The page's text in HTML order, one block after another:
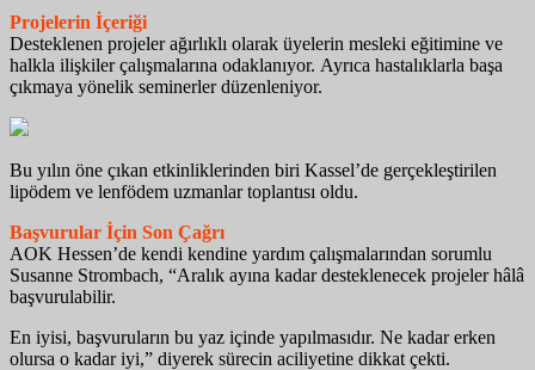
Projelerin İçeriği
Desteklenen projeler ağırlıklı olarak üyelerin mesleki eğitimine ve
halkla ilişkiler çalışmalarına odaklanıyor. Ayrıca hastalıklarla başa
çıkmaya yönelik seminerler düzenleniyor.
Bu yılın öne çıkan etkinliklerinden biri Kassel’de gerçekleştirilen
lipödem ve lenfödem uzmanlar toplantısı oldu.
Başvurular İçin Son Çağrı
AOK Hessen’de kendi kendine yardım çalışmalarından sorumlu
Susanne Strombach, “Aralık ayına kadar desteklenecek projeler hâlâ
başvurulabilir.
En iyisi, başvuruların bu yaz içinde yapılmasıdır. Ne kadar erken
olursa o kadar iyi,” diyerek sürecin aciliyetine dikkat çekti.